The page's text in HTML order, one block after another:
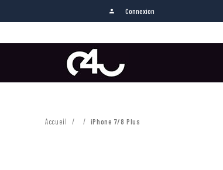
person Connexion
Accueil iPhone 7/8 Plus